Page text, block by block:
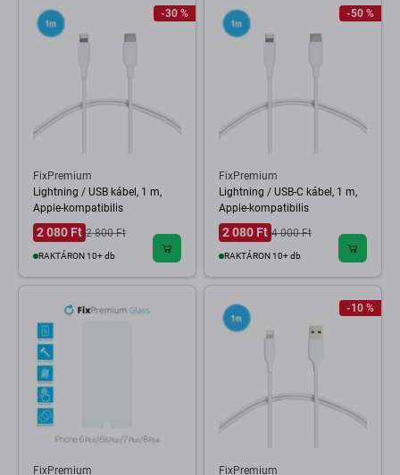
-30 %
FixPremium
Lightning / USB kábel, 1 m,
Apple-kompatibilis
2 080 Ft 2 800 Ft
RAKTÁRON 10+ db
-50 %
FixPremium
Lightning / USB-C kábel, 1 m,
Apple-kompatibilis
2 080 Ft 4 000 Ft
RAKTÁRON 10+ db
FixPremium
-10 %
FixPremium